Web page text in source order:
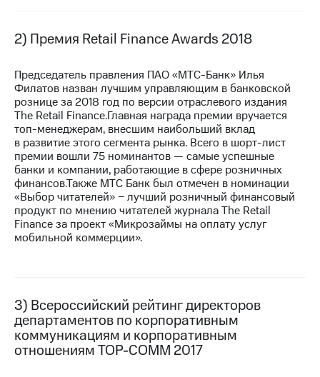
Дивиденды
Рынок
Описание
Еврооблигации-2023
Уведомление
о
погашении
именных
облигаций
Другое
Регистратор
Реквизиты
Контакты
2) Премия Retail Finance Awards 2018
Председатель правления ПАО «МТС-Банк» Илья
Филатов назван лучшим управляющим в банковской
рознице за 2018 год по версии отраслевого издания
The Retail Finance.Главная награда премии вручается
топ-менеджерам, внесшим наибольший вклад
в развитие этого сегмента рынка. Всего в шорт-лист
премии вошли 75 номинантов — самые успешные
банки и компании, работающие в сфере розничных
финансов.Также МТС Банк был отмечен в номинации
«Выбор читателей» − лучший розничный финансовый
продукт по мнению читателей журнала The Retail
Finance за проект «Микрозаймы на оплату услуг
мобильной коммерции».
3) Всероссийский рейтинг директоров
департаментов по корпоративным
коммуникациям и корпоративным
отношениямTOP-COMM 2017